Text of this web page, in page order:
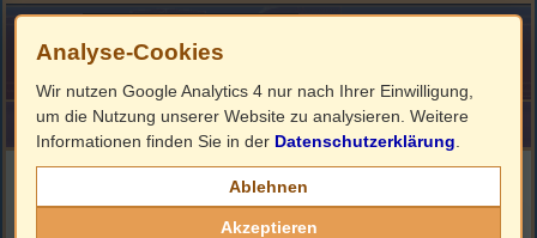
HOME ImpressumLinks
Filmbeschreibung, Cover & DVD Infos
Analyse-Cookies
Wir nutzen Google Analytics 4 nur nach Ihrer Einwilligung,
um die Nutzung unserer Website zu analysieren. Weitere
Informationen finden Sie in der Datenschutzerklärung
Ablehnen
Akzeptieren